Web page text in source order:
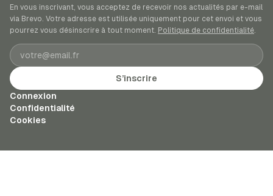
En vous inscrivant, vous acceptez de recevoir nos actualités par e-mail
via Brevo. Votre adresse est utilisée uniquement pour cet envoi et vous
pourrez vous désinscrire à tout moment. Politique de confidentialité.
Adresse e-mail
S’inscrire
Connexion
Confidentialité
Cookies